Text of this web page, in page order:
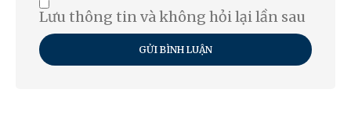
Lưu thông tin và không hỏi lại lần sau
GỬI BÌNH LUẬN